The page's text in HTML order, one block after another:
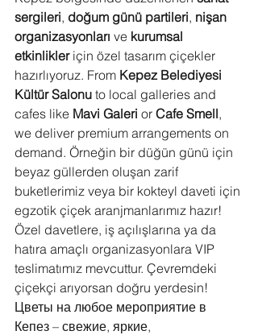
sergileri, doğum günü partileri, nişan
organizasyonları ve kurumsal
etkinlikler için özel tasarım çiçekler
hazırlıyoruz. From Kepez Belediyesi
Kültür Salonu to local galleries and
cafes like Mavi Galeri or Cafe Smell,
we deliver premium arrangements on
demand. Örneğin bir düğün günü için
beyaz güllerden oluşan zarif
buketlerimiz veya bir kokteyl daveti için
egzotik çiçek aranjmanlarımız hazır!
Özel davetlere, iş açılışlarına ya da
hatıra amaçlı organizasyonlara VIP
teslimatımız mevcuttur. Çevremdeki
çiçekçi arıyorsan doğru yerdesin!
Цветы на любое мероприятие в
Кепез – свежие, яркие,